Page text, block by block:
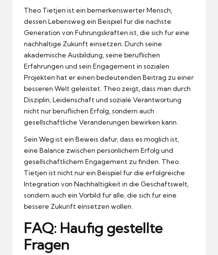
Theo Tietjen ist ein bemerkenswerter Mensch,
dessen Lebensweg ein Beispiel fur die nachste
Generation von Fuhrungskraften ist, die sich fur eine
nachhaltige Zukunft einsetzen. Durch seine
akademische Ausbildung, seine beruflichen
Erfahrungen und sein Engagement in sozialen
Projekten hat er einen bedeutenden Beitrag zu einer
besseren Welt geleistet. Theo zeigt, dass man durch
Disziplin, Leidenschaft und soziale Verantwortung
nicht nur beruflichen Erfolg, sondern auch
gesellschaftliche Veranderungen bewirken kann.
Sein Weg ist ein Beweis dafur, dass es moglich ist,
eine Balance zwischen personlichem Erfolg und
gesellschaftlichem Engagement zu finden. Theo
Tietjen ist nicht nur ein Beispiel fur die erfolgreiche
Integration von Nachhaltigkeit in die Geschaftswelt,
sondern auch ein Vorbild fur alle, die sich fur eine
bessere Zukunft einsetzen wollen.
FAQ: Haufig gestellte
Fragen